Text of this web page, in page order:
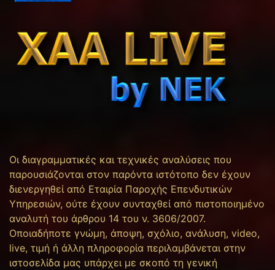
Οι διαγραμματικές και τεχνικές αναλύσεις που
παρουσιάζονται στον παρόντα ιστότοπο δεν έχουν
διενεργηθεί από Εταιρία Παροχής Επενδυτικών
Υπηρεσιών, ούτε έχουν συνταχθεί από πιστοποιημένο
αναλυτή του άρθρου 14 του ν. 3606/2007.
Οποιαδήποτε γνώμη, άποψη, σχόλιο, ανάλυση, video,
live, τιμή ή άλλη πληροφορία περιλαμβάνεται στην
ιστοσελίδα μας υπάρχει με σκοπό τη γενική